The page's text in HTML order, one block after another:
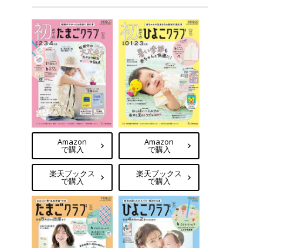
Amazon
で購入
楽天ブックス
で購入
Amazon
で購入
楽天ブックス
で購入